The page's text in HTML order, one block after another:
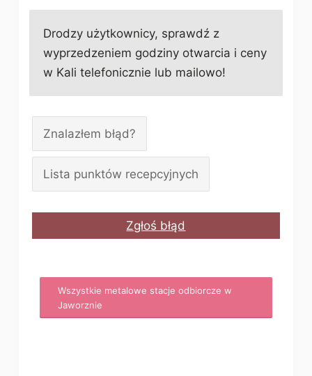
Drodzy użytkownicy, sprawdź z
wyprzedzeniem godziny otwarcia i ceny
w Kali telefonicznie lub mailowo!
Znalazłem błąd?
Lista punktów recepcyjnych
Zgłoś błąd
Wszystkie metalowe stacje odbiorcze w
Jaworznie